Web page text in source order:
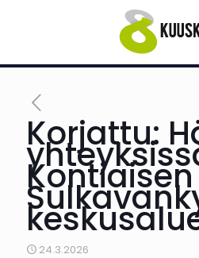
Korjattu:
24.3.2026